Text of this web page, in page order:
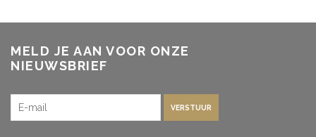
MELD JE AAN VOOR ONZE
NIEUWSBRIEF
VERSTUUR